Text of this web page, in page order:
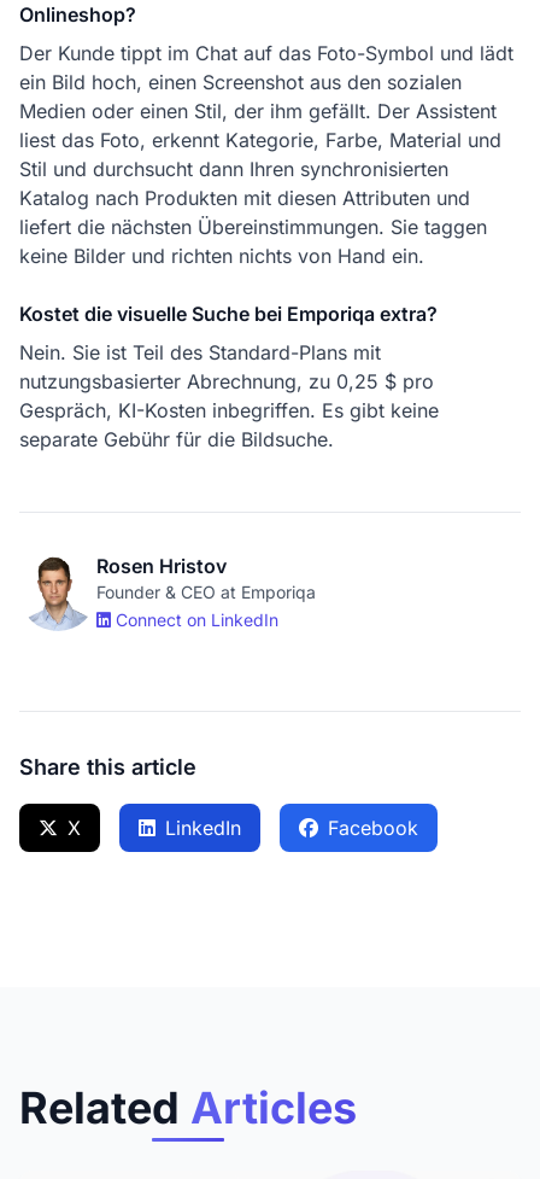
Onlineshop?
Der Kunde tippt im Chat auf das Foto-Symbol und lädt
ein Bild hoch, einen Screenshot aus den sozialen
Medien oder einen Stil, der ihm gefällt. Der Assistent
liest das Foto, erkennt Kategorie, Farbe, Material und
Stil und durchsucht dann Ihren synchronisierten
Katalog nach Produkten mit diesen Attributen und
liefert die nächsten Übereinstimmungen. Sie taggen
keine Bilder und richten nichts von Hand ein.
Kostet die visuelle Suche bei Emporiqa extra?
Nein. Sie ist Teil des Standard-Plans mit
nutzungsbasierter Abrechnung, zu 0,25 $ pro
Gespräch, KI-Kosten inbegriffen. Es gibt keine
separate Gebühr für die Bildsuche.
Rosen Hristov
Founder & CEO at Emporiqa
Connect on LinkedIn
Share this article
X LinkedIn Facebook
Related Articles